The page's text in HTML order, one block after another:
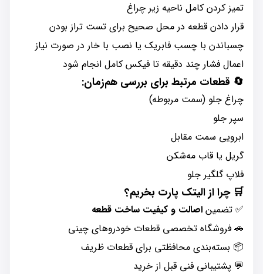
تمیز کردن کامل ناحیه زیر چراغ
قرار دادن قطعه در محل صحیح برای تست تراز بودن
چسباندن با چسب فابریک یا نصب با خار در صورت نیاز
اعمال فشار چند دقیقه تا فیکس کامل انجام شود
🔄 قطعات مرتبط برای بررسی هم‌زمان:
چراغ جلو (سمت مربوطه)
سپر جلو
ابرویی سمت مقابل
گریل یا قاب مه‌شکن
فلاپ گلگیر جلو
🛒 چرا از الیتک پارت بخریم؟
✅ تضمین اصالت و کیفیت ساخت قطعه
🚗 فروشگاه تخصصی قطعات خودروهای چینی
📦 بسته‌بندی محافظتی برای قطعات ظریف
💬 پشتیبانی فنی قبل از خرید